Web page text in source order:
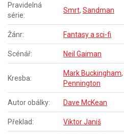
Pravidelná
série:
Smrt, Sandman
Žánr: Fantasy a sci-fi
Scénář: Neil Gaiman
Kresba:
Mark Buckingham,
Pennington
Autor obálky: Dave McKean
Překlad: Viktor Janiš